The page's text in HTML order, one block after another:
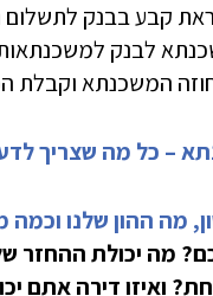
קבע בבנק
לבנק
המשכנתא וקבלת
– כל מה שצריך
מה ההון שלנו וכמה
מה יכולת ההחזר
ואיזו דירה אתם